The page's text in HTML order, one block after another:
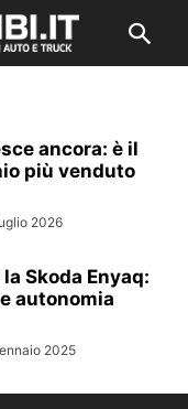
ancora: è il
più venduto
2026
Skoda Enyaq:
autonomia
2025